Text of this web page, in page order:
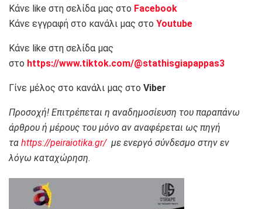
Κάνε like στη σελίδα μας στο Facebook
Κάνε εγγραφή στο κανάλι μας στο Youtube
Κάνε like στη σελίδα μας
στο https://www.tiktok.com/@stathisgiapappas3
Γίνε μέλος στο κανάλι μας στο Viber
Προσοχή! Επιτρέπεται η αναδημοσίευση του παραπάνω
άρθρου ή μέρους του μόνο αν αναφέρεται ως πηγή
τα https://peiraiotika.gr/με ενεργό σύνδεσμο στην εν
λόγω καταχώρηση.